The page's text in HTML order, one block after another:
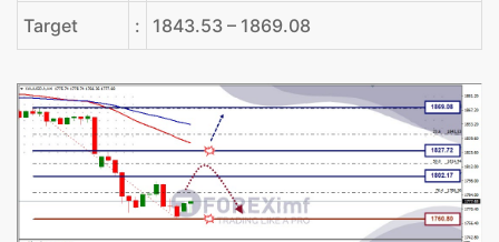
Target : 1843.53 – 1869.08